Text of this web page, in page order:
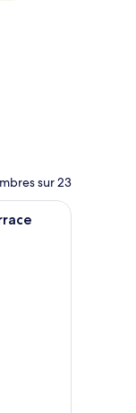
août 21 -
sur 23
donnant sur
moderne dotée d’un